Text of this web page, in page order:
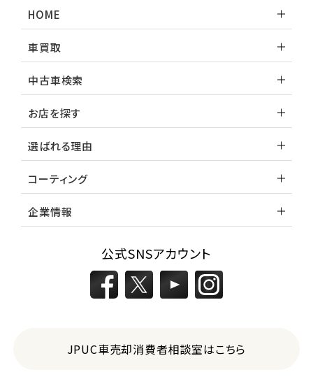
HOME
車買取
中古車検索
お店を探す
選ばれる理由
コーティング
企業情報
公式SNSアカウント
JPUC車売却消費者相談室はこちら